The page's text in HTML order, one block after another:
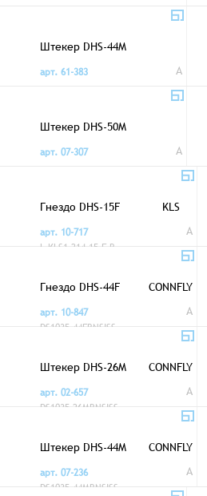
Штекер DHS-44M
арт. 61-383
A
Штекер DHS-50M
арт. 07-307
A
Гнездо DHS-15F
KLS
арт. 10-717
L-KLS1-214-15-F-B
A
Гнездо DHS-44F
CONNFLY
арт. 10-847
DS1035-44FBNSISS
A
Штекер DHS-26M
CONNFLY
арт. 02-657
DS1035-26MBNSISS
A
Штекер DHS-44M
CONNFLY
арт. 07-236
DS1035-44MBNSISS
A